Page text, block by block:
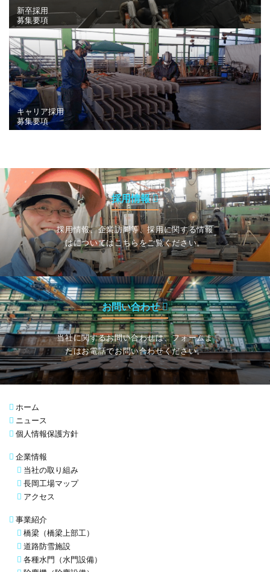
新卒採用
募集要項
キャリア採用
募集要項
採用情報
採用情報、企業訪問等、採用に関する情報
はについてはこちらをご覧ください。
お問い合わせ
当社に関するお問い合わせは、フォームま
たはお電話でお問い合わせください。
ホーム
ニュース
個人情報保護方針
企業情報
当社の取り組み
長岡工場マップ
アクセス
事業紹介
橋梁（橋梁上部工）
道路防雪施設
各種水門（水門設備）